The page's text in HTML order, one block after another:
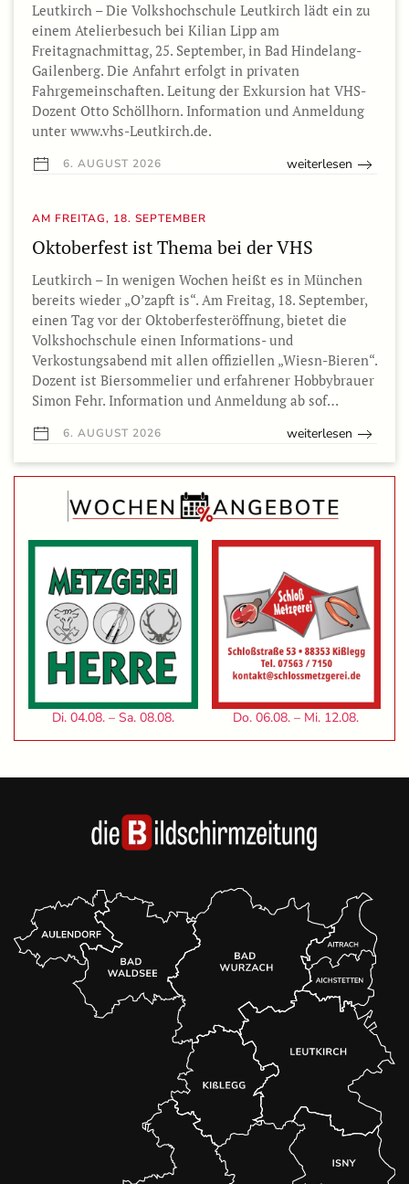
Leutkirch – Die Volkshochschule Leutkirch lädt ein zu
einem Atelierbesuch bei Kilian Lipp am
Freitagnachmittag, 25. September, in Bad Hindelang-
Gailenberg. Die Anfahrt erfolgt in privaten
Fahrgemeinschaften. Leitung der Exkursion hat VHS-
Dozent Otto Schöllhorn. Information und Anmeldung
unter www.vhs-Leutkirch.de.
6. AUGUST 2026 weiterlesen
AM FREITAG, 18. SEPTEMBER
Oktoberfest ist Thema bei der VHS
Leutkirch – In wenigen Wochen heißt es in München
bereits wieder „O’zapft is“. Am Freitag, 18. September,
einen Tag vor der Oktoberfesteröffnung, bietet die
Volkshochschule einen Informations- und
Verkostungsabend mit allen offiziellen „Wiesn-Bieren“.
Dozent ist Biersommelier und erfahrener Hobbybrauer
Simon Fehr. Information und Anmeldung ab sof…
6. AUGUST 2026 weiterlesen
Di. 04.08. – Sa. 08.08. Do. 06.08. – Mi. 12.08.